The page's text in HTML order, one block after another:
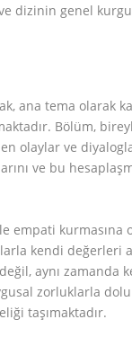
dizinin genel
ana tema olarak
Bölüm,
olaylar ve
ve bu
kurmasına
kendi değerleri
aynı zamanda
zorluklarla dolu
taşımaktadır.